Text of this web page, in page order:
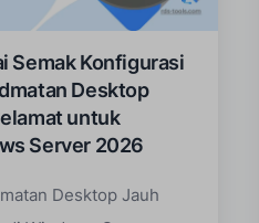
Semak Konfigurasi
Desktop
untuk
Server 2026
Desktop Jauh